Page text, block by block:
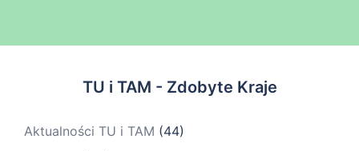
TU i TAM - Zdobyte Kraje
Aktualności TU i TAM (44)